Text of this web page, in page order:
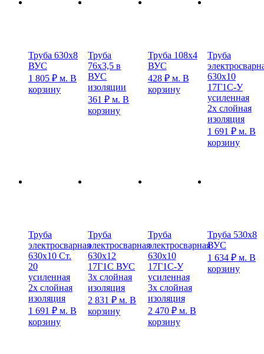
Труба 630х8
ВУС
1 805 ₽ м. В
корзину
Труба
76х3,5 в
ВУС
изоляции
361₽ м. В
корзину
Труба 108х4
ВУС
428 ₽ м. В
корзину
Труба
630х10
17Г1С-У
усиленная
2х слойная
изоляция
1 691 ₽ м. В
корзину
Труба
электросварная
630х10 Ст.
20
усиленная
2х слойная
изоляция
1 691 ₽ м. В
корзину
Труба
электросварная
630х12
17Г1С ВУС
3х слойная
изоляция
2 831₽ м. В
корзину
Труба
электросварная
630х10
17Г1С-У
усиленная
3х слойная
изоляция
2 470 ₽ м. В
корзину
Труба 530х8
ВУС
1 634 ₽ м. В
корзину